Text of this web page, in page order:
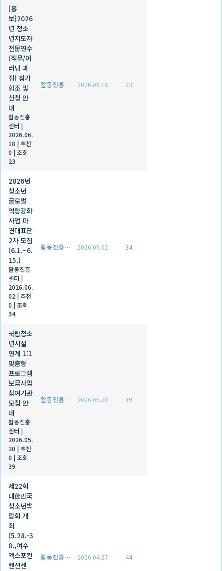
[홍
보]2026
년 청소
년지도자
전문연수
(직무/이
러닝 과
정) 참가
협조 및
신청 안
내
활동진흥
센터 |
2026.06.
18 |추천
0 |조회
23
활동진흥센터 2026.06.18 23
2026년
청소년
글로벌
역량강화
사업 파
견대표단
2차 모집
(6.1.~6.
15.)
활동진흥
센터 |
2026.06.
02 |추천
0 |조회
34
활동진흥센터 2026.06.02 34
국립청소
년시설
연계 1:1
맞춤형
프로그램
보급사업
참여기관
모집 안
내
활동진흥
센터 |
2026.05.
20 |추천
0 |조회
39
활동진흥센터 2026.05.20 39
제22회
대한민국
청소년박
람회 개
최
(5.28.-3
0.,여수
엑스포컨
벤션센
활동진흥센터 2026.04.27 44